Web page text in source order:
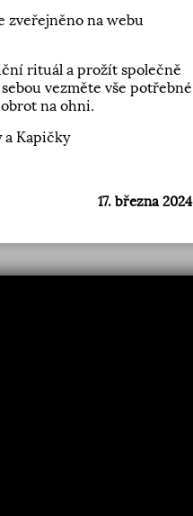
zveřejněno na webu
rituál a prožít společně
vezměte vše
na ohni.
a Kapičky
17. března